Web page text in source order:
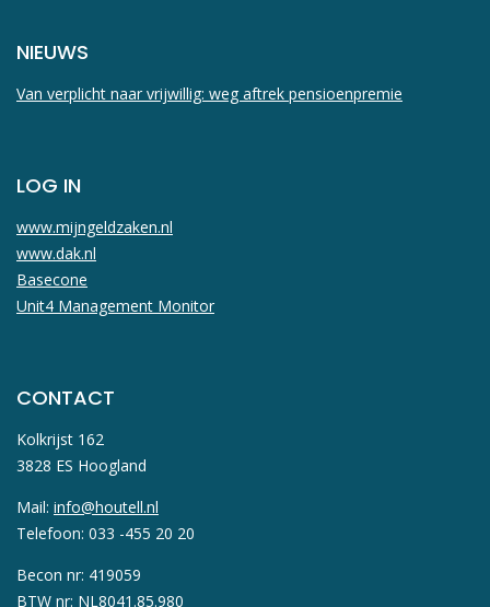
NIEUWS
Van verplicht naar vrijwillig: weg aftrek pensioenpremie
LOG IN
www.mijngeldzaken.nl
www.dak.nl
Basecone
Unit4 Management Monitor
CONTACT
Kolkrijst 162
3828 ES Hoogland
Mail: info@houtell.nl
Telefoon: 033 -455 20 20
Becon nr: 419059
BTW nr: NL8041.85.980